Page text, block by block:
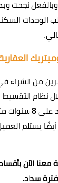
نجحت
الوحدات
من الشراء
نظام التقسيط
على 8 سنوات
يستلم
معنا الآن
فترة سداد.